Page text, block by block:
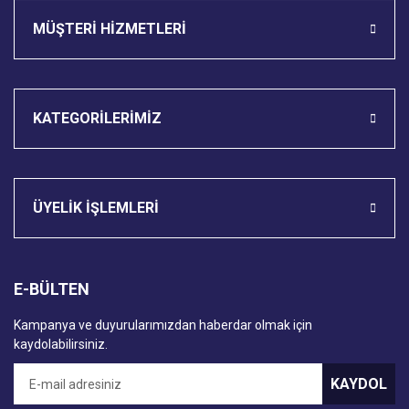
MÜŞTERİ HİZMETLERİ
KATEGORİLERİMİZ
ÜYELİK İŞLEMLERİ
E-BÜLTEN
Kampanya ve duyurularımızdan haberdar olmak için
kaydolabilirsiniz.
KAYDOL